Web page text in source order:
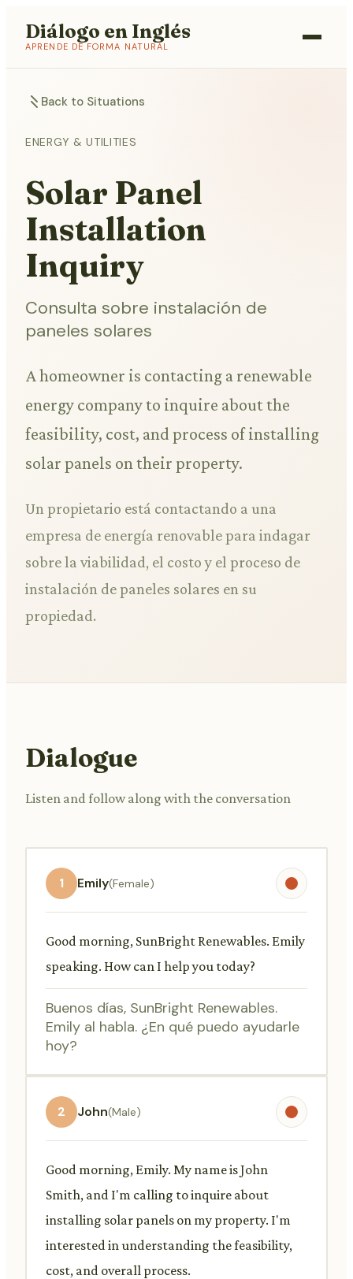
Diálogo en Inglés
APRENDE DE FORMA NATURAL
Back to Situations
ENERGY & UTILITIES
Solar Panel
Installation
Inquiry
Consulta sobre instalación de
paneles solares
A homeowner is contacting a renewable
energy company to inquire about the
feasibility, cost, and process of installing
solar panels on their property.
Un propietario está contactando a una
empresa de energía renovable para indagar
sobre la viabilidad, el costo y el proceso de
instalación de paneles solares en su
propiedad.
Dialogue
Listen and follow along with the conversation
1 Emily(Female)
Good morning, SunBright Renewables. Emily
speaking. How can I help you today?
Buenos días, SunBright Renewables.
Emily al habla. ¿En qué puedo ayudarle
hoy?
2 John(Male)
Good morning, Emily. My name is John
Smith, and I'm calling to inquire about
installing solar panels on my property. I'm
interested in understanding the feasibility,
cost, and overall process.